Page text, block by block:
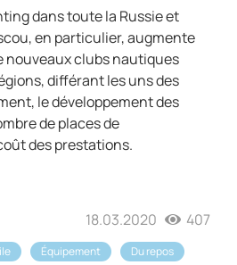
dans toute la Russie et
en particulier, augmente
nouveaux clubs nautiques
différant les uns des
le développement des
de places de
des prestations.
18.03.2020 407
Équipement
Du repos